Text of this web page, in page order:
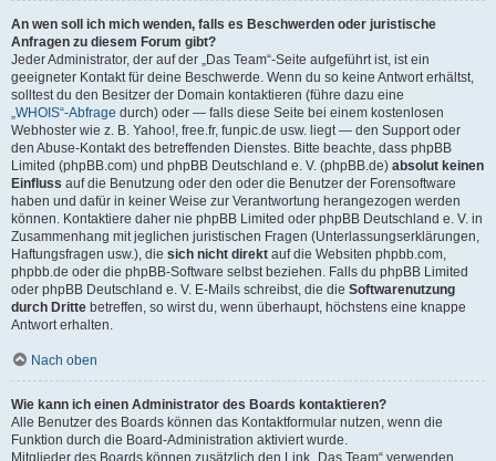
An wen soll ich mich wenden, falls es Beschwerden oder juristische
Anfragen zu diesem Forum gibt?
Jeder Administrator, der auf der „Das Team“-Seite aufgeführt ist, ist ein
geeigneter Kontakt für deine Beschwerde. Wenn du so keine Antwort erhältst,
solltest du den Besitzer der Domain kontaktieren (führe dazu eine
„WHOIS“-Abfrage durch) oder — falls diese Seite bei einem kostenlosen
Webhoster wie z. B. Yahoo!, free.fr, funpic.de usw. liegt — den Support oder
den Abuse-Kontakt des betreffenden Dienstes. Bitte beachte, dass phpBB
Limited (phpBB.com) und phpBB Deutschland e. V. (phpBB.de) absolut keinen
Einfluss auf die Benutzung oder den oder die Benutzer der Forensoftware
haben und dafür in keiner Weise zur Verantwortung herangezogen werden
können. Kontaktiere daher nie phpBB Limited oder phpBB Deutschland e. V. in
Zusammenhang mit jeglichen juristischen Fragen (Unterlassungserklärungen,
Haftungsfragen usw.), die sich nicht direkt auf die Websiten phpbb.com,
phpbb.de oder die phpBB-Software selbst beziehen. Falls du phpBB Limited
oder phpBB Deutschland e. V. E-Mails schreibst, die die Softwarenutzung
durch Dritte betreffen, so wirst du, wenn überhaupt, höchstens eine knappe
Antwort erhalten.
Nach oben
Wie kann ich einen Administrator des Boards kontaktieren?
Alle Benutzer des Boards können das Kontaktformular nutzen, wenn die
Funktion durch die Board-Administration aktiviert wurde.
Mitglieder des Boards können zusätzlich den Link „Das Team“ verwenden.